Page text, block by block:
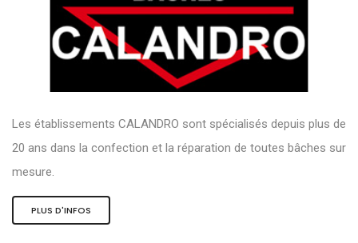
Les établissements CALANDRO sont spécialisés depuis plus de
20 ans dans la confection et la réparation de toutes bâches sur
mesure.
PLUS D'INFOS